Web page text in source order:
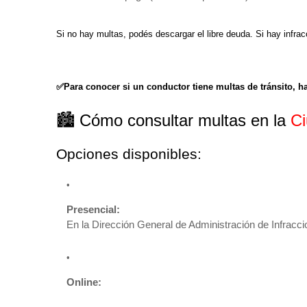
Si no hay multas, podés descargar el libre deuda. Si hay
✅Para conocer si un conductor tiene multas de tránsito,
🏙️ Cómo consultar multas en la
Opciones disponibles:
Presencial:
En la Dirección General de Administración de
Online: